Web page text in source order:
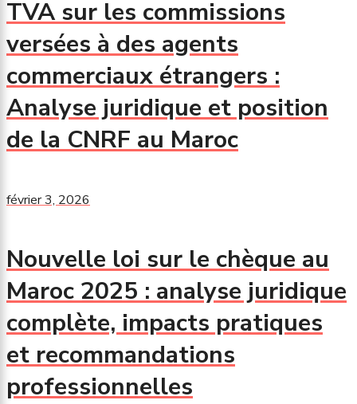
TVA sur les commissions
versées à des agents
commerciaux étrangers :
Analyse juridique et position
de la CNRF au Maroc
février 3, 2026
Nouvelle loi sur le chèque au
Maroc 2025 : analyse juridique
complète, impacts pratiques
et recommandations
professionnelles